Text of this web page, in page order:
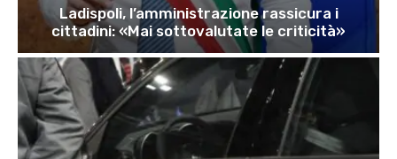
Ladispoli, l’amministrazione rassicura i
cittadini: «Mai sottovalutate le criticità»